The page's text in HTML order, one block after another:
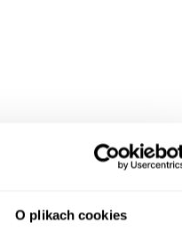
O plikach cookies